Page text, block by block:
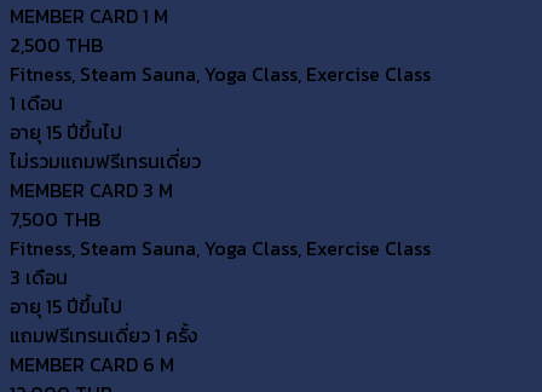
MEMBER CARD 1 M
2,500 THB
Fitness, Steam Sauna, Yoga Class, Exercise Class
1 เดือน
อายุ 15 ปีขึ้นไป
ไม่รวมแถมฟรีเทรนเดี่ยว
MEMBER CARD 3 M
7,500 THB
Fitness, Steam Sauna, Yoga Class, Exercise Class
3 เดือน
อายุ 15 ปีขึ้นไป
แถมฟรีเทรนเดี่ยว 1 ครั้ง
MEMBER CARD 6 M